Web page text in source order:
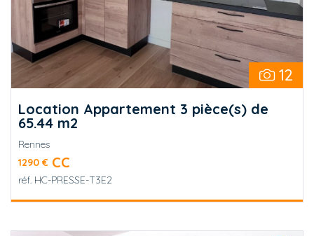
12
Location Appartement 3 pièce(s) de
65.44 m2
Rennes
1290 € CC
réf. HC-PRESSE-T3E2